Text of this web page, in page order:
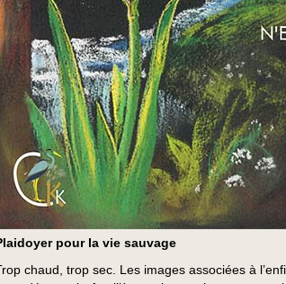
pour la vie sauvage
chaud, trop sec. Les images associées à